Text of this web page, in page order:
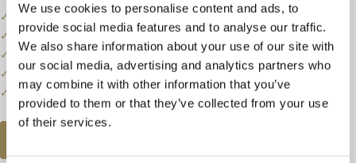
We use cookies to personalise content and ads, to
provide social media features and to analyse our traffic.
We also share information about your use of our site with
our social media, advertising and analytics partners who
may combine it with other information that you’ve
provided to them or that they’ve collected from your use
of their services.
✓
Onze website dient als online etalage.
✓
Bel of mail ons voor de actuele voorraadstatus.
✓
Prijzen kunnen onderhevig zijn aan veranderingen.
✓
Een klein deel van onze collectie staat online.
✓
Bezoek onze winkel voor de volledige collectie.